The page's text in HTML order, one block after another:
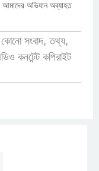
আমাদের অভিযান অব্যাহত
কোনো সংবাদ, তথ্য,
কনটেন্ট কপিরাইট